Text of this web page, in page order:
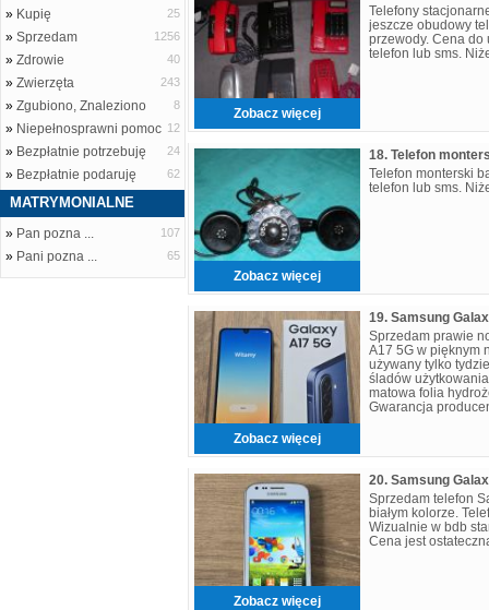
» Kupię 25
» Sprzedam 1256
» Zdrowie 40
» Zwierzęta 243
» Zgubiono, Znaleziono 8
» Niepełnosprawni pomoc 12
» Bezpłatnie potrzebuję 24
» Bezpłatnie podaruję 62
MATRYMONIALNE
» Pan pozna ... 107
» Pani pozna ... 65
Zobacz więcej
Telefony
jeszcze obudowy
przewody. Cena do
telefon lub sms.
Zobacz więcej
18. Telefon
Telefon monterski
telefon lub sms.
Zobacz więcej
Sprzedam prawie
A17 5G w pięknym
używany tylko
śladów
matowa folia
Gwarancja
Zobacz więcej
Sprzedam telefon
białym kolorze.
Wizualnie w bdb
Cena jest